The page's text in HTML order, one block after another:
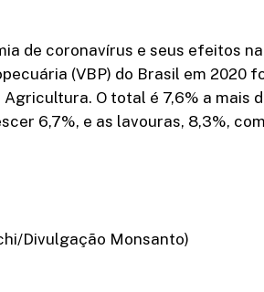
de coronavírus e seus efeitos
(VBP) do Brasil em 2020
O total é 7,6% a mais
6,7%, e as lavouras, 8,3%,
Divulgação Monsanto)